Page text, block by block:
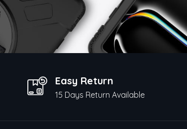
Easy Return
15 Days Return Available